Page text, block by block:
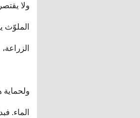
ولا
الملوّث
ولحماية
الماء.